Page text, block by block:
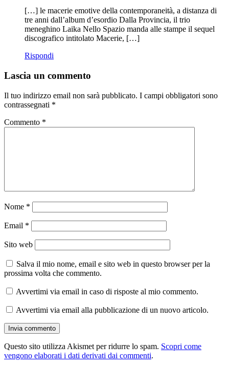
[…] le macerie emotive della contemporaneità, a distanza di
tre anni dall’album d’esordio Dalla Provincia, il trio
meneghino Laika Nello Spazio manda alle stampe il sequel
discografico intitolato Macerie, […]
Rispondi
Lascia un commento
Il tuo indirizzo email non sarà pubblicato. I campi obbligatori sono
contrassegnati *
Commento *
Nome *
Email *
Sito web
Salva il mio nome, email e sito web in questo browser per la
prossima volta che commento.
Avvertimi via email in caso di risposte al mio commento.
Avvertimi via email alla pubblicazione di un nuovo articolo.
Questo sito utilizza Akismet per ridurre lo spam. Scopri come
vengono elaborati i dati derivati dai commenti.